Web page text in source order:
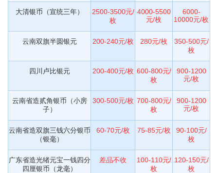
大清银币（宣统三年）
2500-3500元/
枚
4000-5500
元/枚
6000-
10000元/枚
云南双旗半圆银元 200-240元/枚 280元/枚
350-500元/
枚
四川卢比银元 200-400元/枚 600-800元/
枚
900-1200
元/枚
云南省造贰角银币（小房
子）
300-500元/枚 700-800元/
枚
900-1200
元/枚
云南省造双旗三钱六分银币
（银毫）
60-70元/枚 75-85元/枚
90-100元/
枚
广东省造光绪元宝一钱四分
四厘银币（龙毫）
差品不收
100-110元/
枚
120-150元/
枚